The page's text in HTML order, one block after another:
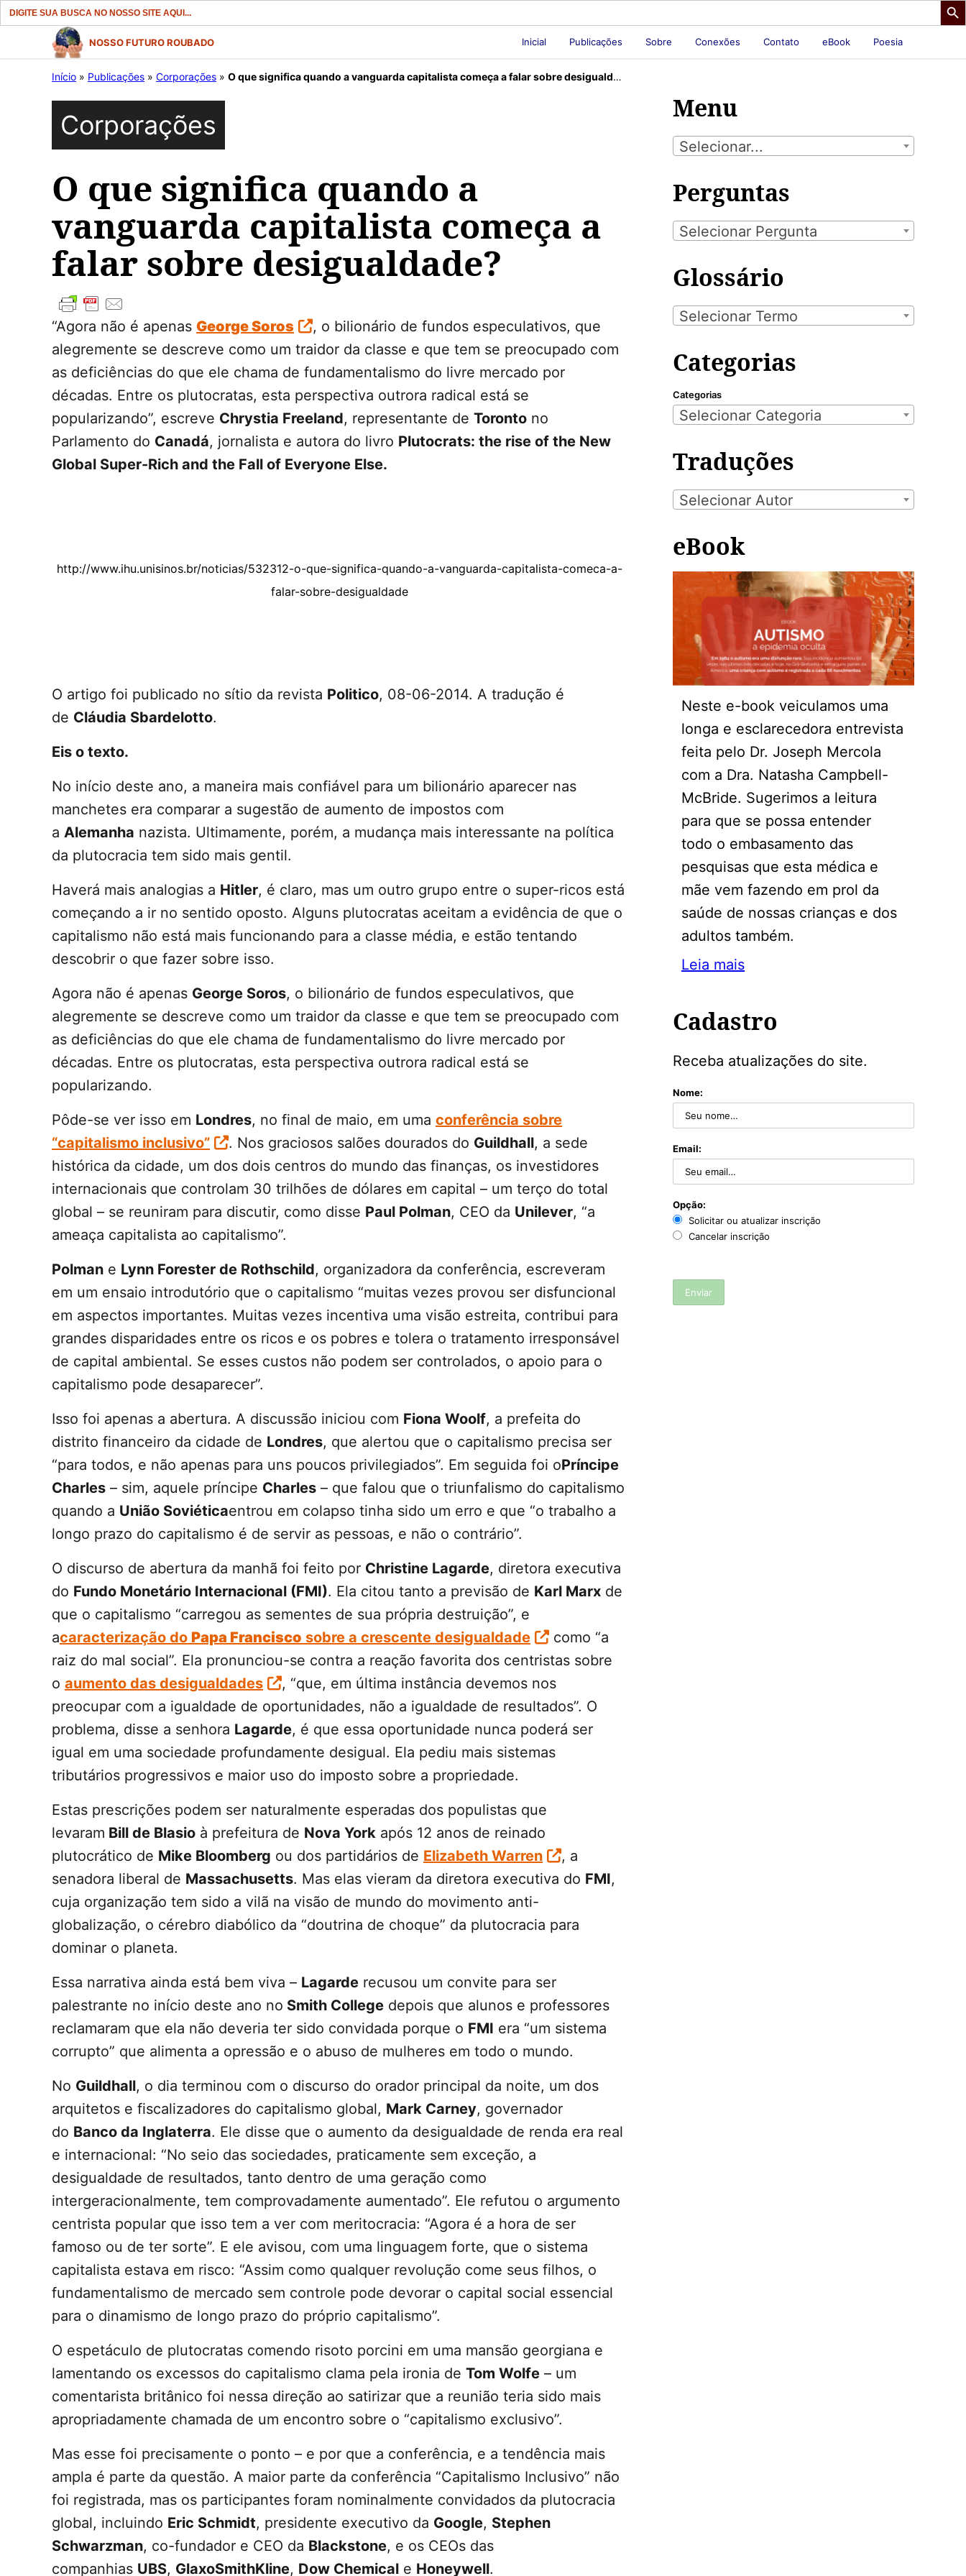
Search
for:
conteúdo
NOSSO FUTURO ROUBADO Inicial Publicações Sobre Conexões Contato eBook Poesia
Início » Publicações » Corporações » O que significa quando a vanguarda capitalista começa a falar sobre desigualdade?
Corporações
O que significa quando a
vanguarda capitalista começa a
falar sobre desigualdade?
“Agora não é apenas George Soros
, o bilionário de fundos especulativos, que
alegremente se descreve como um traidor da classe e que tem se preocupado com
as deficiências do que ele chama de fundamentalismo do livre mercado por
décadas. Entre os plutocratas, esta perspectiva outrora radical está se
popularizando”, escreve Chrystia Freeland, representante de Toronto no
Parlamento do Canadá, jornalista e autora do livro Plutocrats: the rise of the New
Global Super-Rich and the Fall of Everyone Else.
http://www.ihu.unisinos.br/noticias/532312-o-que-significa-quando-a-vanguarda-capitalista-comeca-a-
falar-sobre-desigualdade
O artigo foi publicado no sítio da revista Politico, 08-06-2014. A tradução é
de Cláudia Sbardelotto.
Eis o texto.
No início deste ano, a maneira mais confiável para um bilionário aparecer nas
manchetes era comparar a sugestão de aumento de impostos com
a Alemanha nazista. Ultimamente, porém, a mudança mais interessante na política
da plutocracia tem sido mais gentil.
Haverá mais analogias a Hitler, é claro, mas um outro grupo entre o super-ricos está
começando a ir no sentido oposto. Alguns plutocratas aceitam a evidência de que o
capitalismo não está mais funcionando para a classe média, e estão tentando
descobrir o que fazer sobre isso.
Agora não é apenas George Soros, o bilionário de fundos especulativos, que
alegremente se descreve como um traidor da classe e que tem se preocupado com
as deficiências do que ele chama de fundamentalismo do livre mercado por
décadas. Entre os plutocratas, esta perspectiva outrora radical está se
popularizando.
Pôde-se ver isso em Londres, no final de maio, em uma conferência sobre
“capitalismo inclusivo”
. Nos graciosos salões dourados do Guildhall, a sede
histórica da cidade, um dos dois centros do mundo das finanças, os investidores
internacionais que controlam 30 trilhões de dólares em capital – um terço do total
global – se reuniram para discutir, como disse Paul Polman, CEO da Unilever, “a
ameaça capitalista ao capitalismo”.
Polman e Lynn Forester de Rothschild, organizadora da conferência, escreveram
em um ensaio introdutório que o capitalismo “muitas vezes provou ser disfuncional
em aspectos importantes. Muitas vezes incentiva uma visão estreita, contribui para
grandes disparidades entre os ricos e os pobres e tolera o tratamento irresponsável
de capital ambiental. Se esses custos não podem ser controlados, o apoio para o
capitalismo pode desaparecer”.
Isso foi apenas a abertura. A discussão iniciou com Fiona Woolf, a prefeita do
distrito financeiro da cidade de Londres, que alertou que o capitalismo precisa ser
“para todos, e não apenas para uns poucos privilegiados”. Em seguida foi oPríncipe
Charles – sim, aquele príncipe Charles – que falou que o triunfalismo do capitalismo
quando a União Soviéticaentrou em colapso tinha sido um erro e que “o trabalho a
longo prazo do capitalismo é de servir as pessoas, e não o contrário”.
O discurso de abertura da manhã foi feito por Christine Lagarde, diretora executiva
do Fundo Monetário Internacional (FMI). Ela citou tanto a previsão de Karl Marx de
que o capitalismo “carregou as sementes de sua própria destruição”, e
acaracterização do Papa Francisco sobre a crescente desigualdade
como “a
raiz do mal social”. Ela pronunciou-se contra a reação favorita dos centristas sobre
o aumento das desigualdades
, “que, em última instância devemos nos
preocupar com a igualdade de oportunidades, não a igualdade de resultados”. O
problema, disse a senhora Lagarde, é que essa oportunidade nunca poderá ser
igual em uma sociedade profundamente desigual. Ela pediu mais sistemas
tributários progressivos e maior uso do imposto sobre a propriedade.
Estas prescrições podem ser naturalmente esperadas dos populistas que
levaram Bill de Blasio à prefeitura de Nova York após 12 anos de reinado
plutocrático de Mike Bloomberg ou dos partidários de Elizabeth Warren
, a
senadora liberal de Massachusetts. Mas elas vieram da diretora executiva do FMI,
cuja organização tem sido a vilã na visão de mundo do movimento anti-
globalização, o cérebro diabólico da “doutrina de choque” da plutocracia para
dominar o planeta.
Essa narrativa ainda está bem viva – Lagarde recusou um convite para ser
palestrante no início deste ano no Smith College depois que alunos e professores
reclamaram que ela não deveria ter sido convidada porque o FMI era “um sistema
corrupto” que alimenta a opressão e o abuso de mulheres em todo o mundo.
No Guildhall, o dia terminou com o discurso do orador principal da noite, um dos
arquitetos e fiscalizadores do capitalismo global, Mark Carney, governador
do Banco da Inglaterra. Ele disse que o aumento da desigualdade de renda era real
e internacional: “No seio das sociedades, praticamente sem exceção, a
desigualdade de resultados, tanto dentro de uma geração como
intergeracionalmente, tem comprovadamente aumentado”. Ele refutou o argumento
centrista popular que isso tem a ver com meritocracia: “Agora é a hora de ser
famoso ou de ter sorte”. E ele avisou, com uma linguagem forte, que o sistema
capitalista estava em risco: “Assim como qualquer revolução come seus filhos, o
fundamentalismo de mercado sem controle pode devorar o capital social essencial
para o dinamismo de longo prazo do próprio capitalismo”.
O espetáculo de plutocratas comendo risoto porcini em uma mansão georgiana e
lamentando os excessos do capitalismo clama pela ironia de Tom Wolfe – um
comentarista britânico foi nessa direção ao satirizar que a reunião teria sido mais
apropriadamente chamada de um encontro sobre o “capitalismo exclusivo”.
Mas esse foi precisamente o ponto – e por que a conferência, e a tendência mais
ampla é parte da questão. A maior parte da conferência “Capitalismo Inclusivo” não
foi registrada, mas os participantes foram nominalmente convidados da plutocracia
global, incluindo Eric Schmidt, presidente executivo da Google, Stephen
Schwarzman, co-fundador e CEO da Blackstone, e os CEOs das
companhias UBS, GlaxoSmithKline, Dow Chemical e Honeywell.
Menu
Selecionar...
Perguntas
Selecionar Pergunta
Glossário
Selecionar Termo
Categorias
Categorias
Selecionar Categoria
Traduções
Selecionar Autor
eBook
Neste e-book veiculamos uma
longa e esclarecedora entrevista
feita pelo Dr. Joseph Mercola
com a Dra. Natasha Campbell-
McBride. Sugerimos a leitura
para que se possa entender
todo o embasamento das
pesquisas que esta médica e
mãe vem fazendo em prol da
saúde de nossas crianças e dos
adultos também.
Leia mais
Cadastro
Receba atualizações do site.
Nome:
Email:
Opção:
Solicitar ou atualizar inscrição
Cancelar inscrição